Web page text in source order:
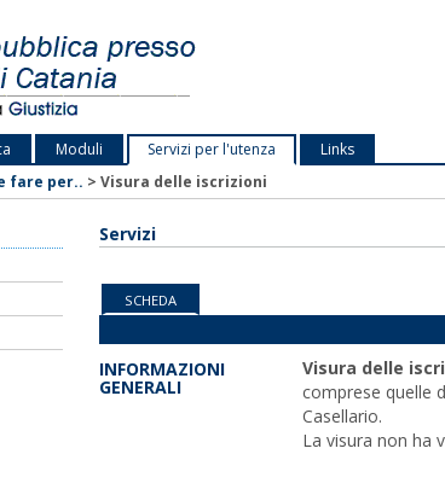
Moduli Servizi per l'utenza
Links
fare per.. > Visura delle iscrizioni
Servizi
SCHEDA
INFORMAZIONI
GENERALI
Visura delle
comprese quelle
Casellario.
La visura non ha